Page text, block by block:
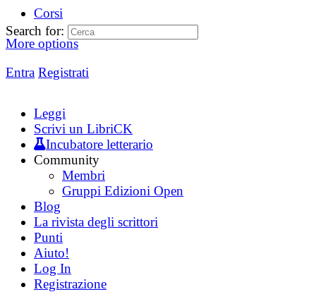
Corsi
More options
Entra Registrati
Search for:
Leggi
Scrivi un LibriCK
Incubatore letterario
Community
Membri
Gruppi Edizioni Open
Blog
La rivista degli scrittori
Punti
Aiuto!
Log In
Registrazione